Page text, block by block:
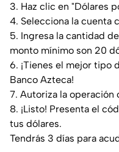
3. Haz clic en "Dólares
4. Selecciona la cuenta
5. Ingresa la cantidad
monto mínimo son 20
6. ¡Tienes el mejor tipo
Banco Azteca!
7. Autoriza la operación
8. ¡Listo! Presenta el
tus dólares.
Tendrás 3 días para